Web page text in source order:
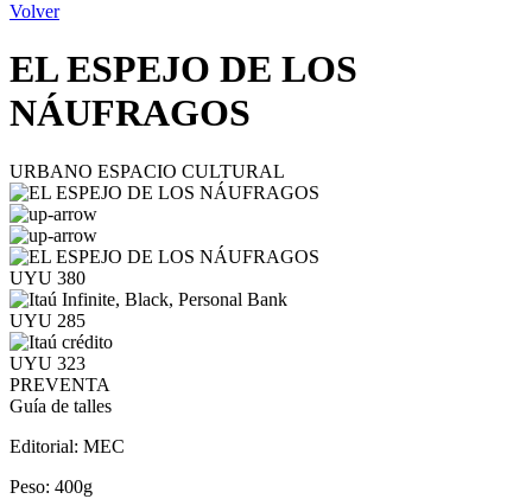
Volver
EL ESPEJO DE LOS
NÁUFRAGOS
URBANO ESPACIO CULTURAL
UYU 380
UYU 285
UYU 323
PREVENTA
Guía de talles
Editorial: MEC
Peso: 400g